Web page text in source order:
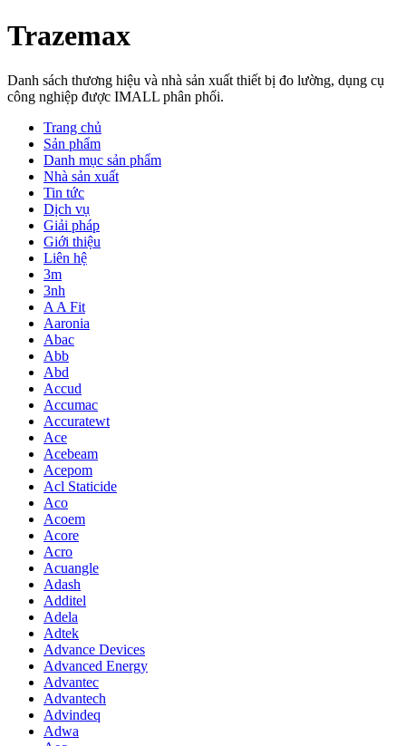
Trazemax
Danh sách thương hiệu và nhà sản xuất thiết bị đo lường, dụng cụ
công nghiệp được IMALL phân phối.
Trang chủ
Sản phẩm
Danh mục sản phẩm
Nhà sản xuất
Tin tức
Dịch vụ
Giải pháp
Giới thiệu
Liên hệ
3m
3nh
A A Fit
Aaronia
Abac
Abb
Abd
Accud
Accumac
Accuratewt
Ace
Acebeam
Acepom
Acl Staticide
Aco
Acoem
Acore
Acro
Acuangle
Adash
Additel
Adela
Adtek
Advance Devices
Advanced Energy
Advantec
Advantech
Advindeq
Adwa